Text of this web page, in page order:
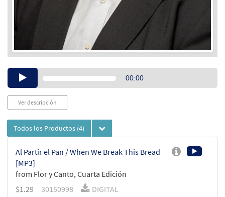
Audio00:00
Ver descripción
Todos los Productos (4)
Al Partir el Pan / When We Break This Bread
[MP3]
from Flor y Canto, Cuarta Edición
$1.29 30150998 DIGITAL